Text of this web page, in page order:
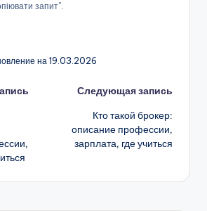
запит”.
на 19.03.2026
Следующая запись
Кто такой брокер:
описание профессии,
зарплата, где учиться